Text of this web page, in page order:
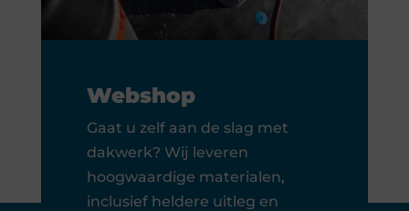
Webshop
Gaat u zelf aan de slag met
dakwerk? Wij leveren
hoogwaardige materialen,
inclusief heldere uitleg en